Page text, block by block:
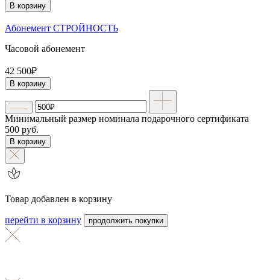
В корзину
Абонемент СТРОЙНОСТЬ
Часовой абонемент
42 500₽
В корзину
Минимальный размер номинала подарочного сертификата
500 руб.
В корзину
Товар добавлен в корзину
перейти в корзину продолжить покупки